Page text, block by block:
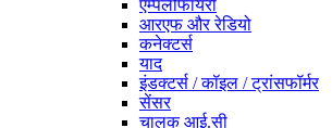
एम्पलीफायरों
आरएफ और रेडियो
कनेक्टर्स
याद
इंडक्टर्स / कॉइल / ट्रांसफॉर्मर
सेंसर
चालक आई.सी